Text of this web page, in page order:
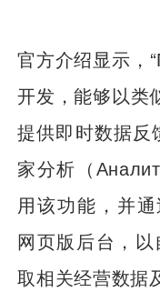
官方介绍显示，
开发，能够以类
提供即时数据反
家分析（
用该功能，并
网页版后台，
取相关经营数据